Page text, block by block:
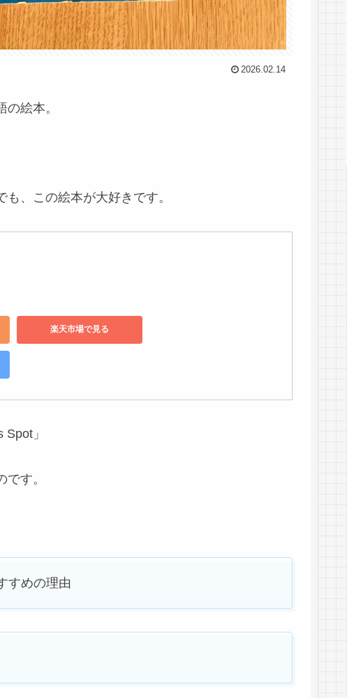
2026.02.14
絵本。
、この絵本が大好きです。
楽天市場で見る
」
す。
すめの理由